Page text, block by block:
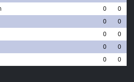
0
0
0
0
0
0
0
0
0 0